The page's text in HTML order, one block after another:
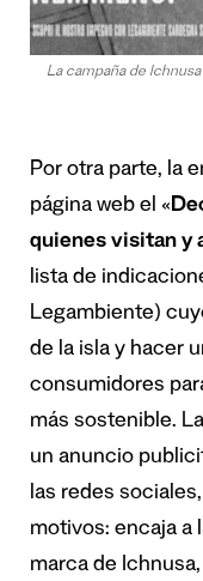
La campaña de
Por otra parte, la
página web el «
quienes visitan y
lista de
Legambiente)
de la isla y hacer
consumidores
más sostenible.
un anuncio
las redes
motivos: encaja a
marca de